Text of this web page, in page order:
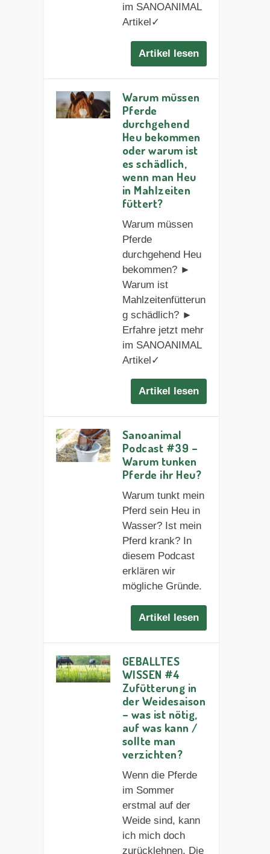
im SANOANIMAL
Artikel✓
Artikel lesen
Warum müssen
Pferde
durchgehend
Heu bekommen
oder warum ist
es schädlich,
wenn man Heu
in Mahlzeiten
füttert?
Warum müssen
Pferde
durchgehend Heu
bekommen? ►
Warum ist
Mahlzeitenfütterun
g schädlich? ►
Erfahre jetzt mehr
im SANOANIMAL
Artikel✓
Artikel lesen
Sanoanimal
Podcast #39 –
Warum tunken
Pferde ihr Heu?
Warum tunkt mein
Pferd sein Heu in
Wasser? Ist mein
Pferd krank? In
diesem Podcast
erklären wir
mögliche Gründe.
Artikel lesen
GEBALLTES
WISSEN #4
Zufütterung in
der Weidesaison
– was ist nötig,
auf was kann /
sollte man
verzichten?
Wenn die Pferde
im Sommer
erstmal auf der
Weide sind, kann
ich mich doch
zurücklehnen. Die